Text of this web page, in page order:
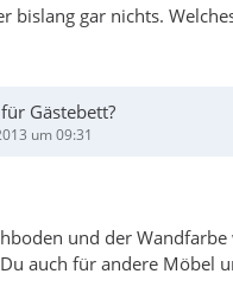
bislang gar nichts.
Gästebett?
um 09:31
und der
auch für andere Möbel